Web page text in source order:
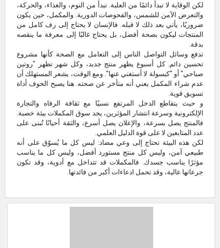
لكن الوقاية لا تبدأ دائمًا من العلبة. تبدأ من النوم، والغذاء، والحركة،
والتعرض الآمن للشمس، والفحوصات الدورية. والمكمل، حين يكون
ضروريًا، يأتي بعد ذلك لا قبله. فالإنسان لا يحتاج إلى رف كامل من
المنتجات ليكون بصحة أفضل، بل يحتاج غالبًا إلى معرفة ما ينقصه
بدقة.
تدفع وسائل التواصل الناس إلى التعامل مع الصحة كأنها مشروع
تحسين دائم. كل أسبوع يظهر منتج جديد، وكل شهر تظهر "روتين
صباحي" أو "كبسولة لا أستغني عنها". ومع الوقت، يشعر المستهلك أن
عدم شراء المكمل يعني أنه متأخر عن صحته. هنا يصبح الخوف أداة
تسويق قوية.
و حيث يتقاطع الدخل المرتفع نسبيًا مع ثقافة الرفاه والتجارة
الإلكترونية وسرعة انتشار المؤثرين، يجد سوق المكملات بيئة خصبة.
فالمنتج يصل بسرعة، والإعلان يصل أسرع، والثقة أحيانًا تُبنى على
عدد المتابعين لا على قوة الدليل العلمي.
لكن هذه البيئة تحتاج إلى وعي مضاد: ليس كل ما يُسوّق على أنه
طبيعي آمن، وليس كل منتج مستورد أفضل، وليس كل ما يناسب
مؤثرًا يناسب جسدك. فالمكملات قد تتداخل مع أدوية، وقد تكون
جرعاتها عالية، وقد تحمل ادعاءات أكبر من فائدتها.